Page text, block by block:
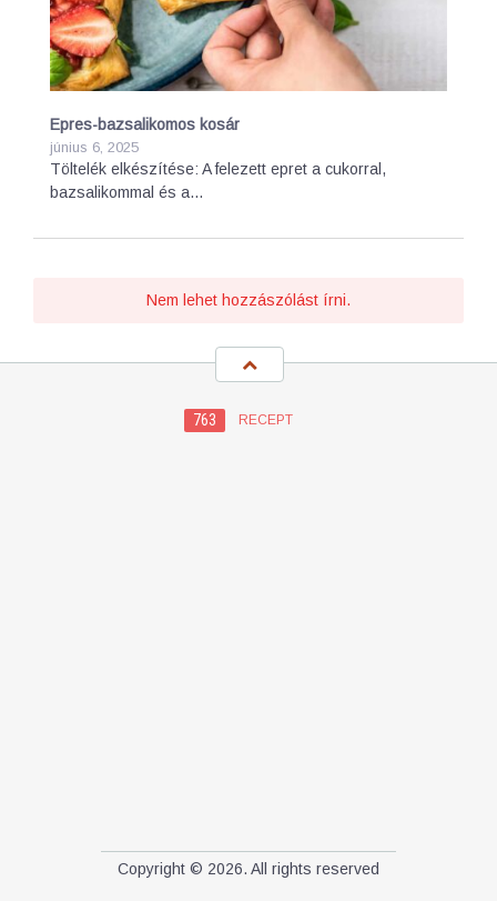
Epres-bazsalikomos kosár
június 6, 2025
Töltelék elkészítése: A felezett epret a cukorral,
bazsalikommal és a…
Nem lehet hozzászólást írni.
763 RECEPT
Copyright © 2026. All rights reserved